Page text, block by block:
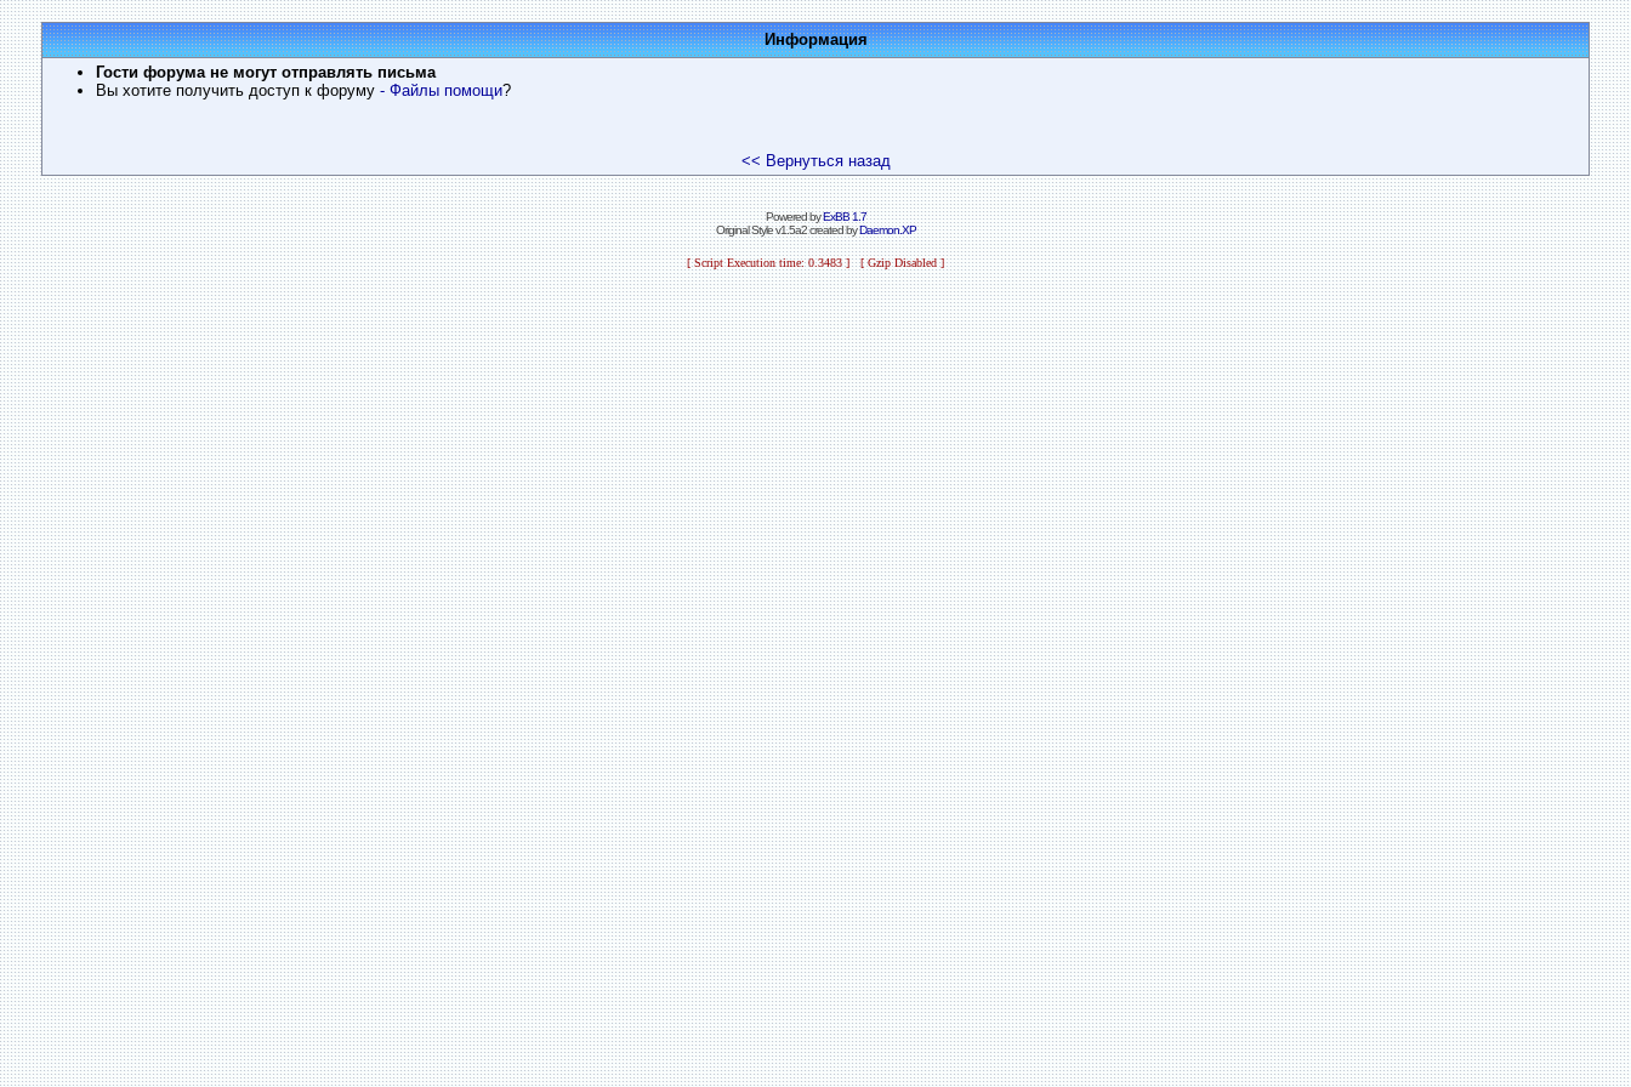
Информация
Гости форума не могут отправлять письма
Вы хотите получить доступ к форуму - Файлы помощи?
<< Вернуться назад
Powered byExBB 1.7
Original Style v1.5a2 created byDaemon.XP
[ Script Execution time: 0.3483 ] [ Gzip Disabled ]